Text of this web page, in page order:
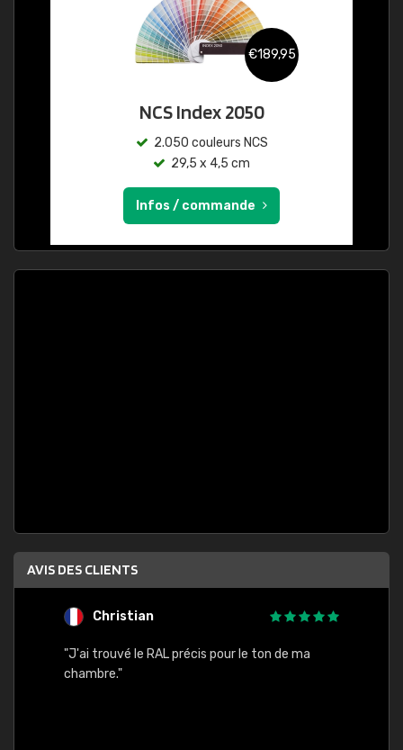
€189,95
NCS Index 2050
2.050 couleurs NCS
29,5 x 4,5 cm
Infos / commande
AVIS DES CLIENTS
Christian
"J'ai trouvé le RAL précis pour le ton de ma
chambre."